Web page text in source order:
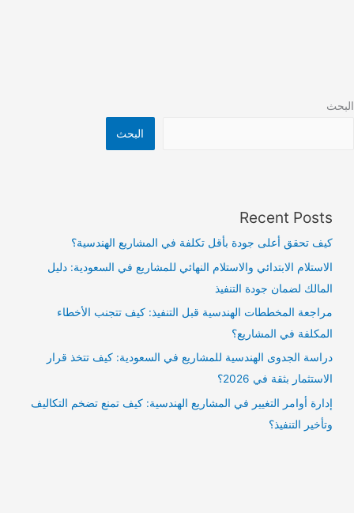
البحث
البحث
Recent Posts
كيف تحقق أعلى جودة بأقل تكلفة في المشاريع الهندسية؟
الاستلام الابتدائي والاستلام النهائي للمشاريع في السعودية: دليل
المالك لضمان جودة التنفيذ
مراجعة المخططات الهندسية قبل التنفيذ: كيف تتجنب الأخطاء
المكلفة في المشاريع؟
دراسة الجدوى الهندسية للمشاريع في السعودية: كيف تتخذ قرار
الاستثمار بثقة في 2026؟
إدارة أوامر التغيير في المشاريع الهندسية: كيف تمنع تضخم التكاليف
وتأخير التنفيذ؟